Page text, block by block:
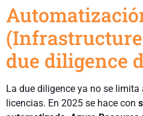
(Infrastructure
due diligence
La due diligence ya no se
licencias. En 2025 se hace con